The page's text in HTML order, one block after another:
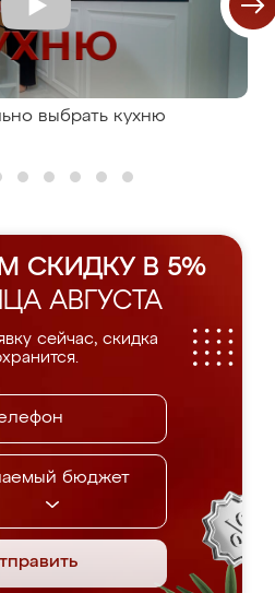
выбрать кухню
СКИДКУ В 5%
АВГУСТА
сейчас, скидка
бюджет